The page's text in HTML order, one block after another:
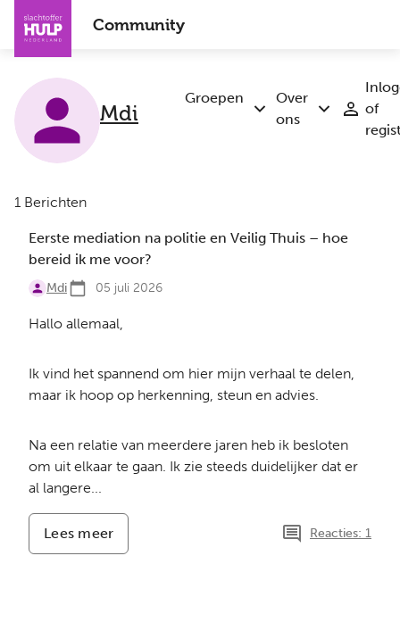
Overslaan
naar
inhoud
gaan
Community
Groepen
Submenu
Over
ons
Submenu
of
Mdi
1 Berichten
Eerste mediation na politie en Veilig Thuis – hoe
bereid ik me voor?
Mdi 05 juli 2026
Hallo allemaal,
Ik vind het spannend om hier mijn verhaal te delen,
maar ik hoop op herkenning, steun en advies.
Na een relatie van meerdere jaren heb ik besloten
om uit elkaar te gaan. Ik zie steeds duidelijker dat er
al langere...
Lees meer
Eerste
Reacties: 1